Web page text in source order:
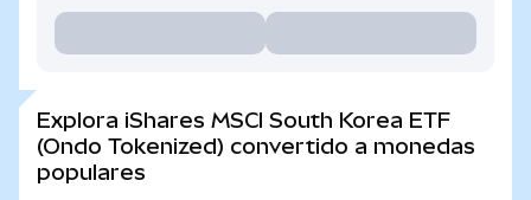
Explora iShares MSCI South Korea ETF
(Ondo Tokenized) convertido a monedas
populares